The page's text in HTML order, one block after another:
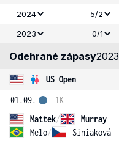
2024
5/2
2023
0/1
Odehrané zápasy2023
US Open
01.09.
Mattek/
Murray
Melo/ Siniaková
1K